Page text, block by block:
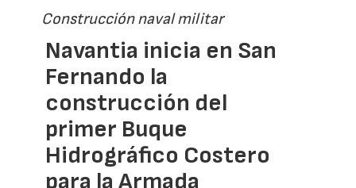
Construcción naval militar
Navantia inicia en San
Fernando la
construcción del
primer Buque
Hidrográfico Costero
para la Armada